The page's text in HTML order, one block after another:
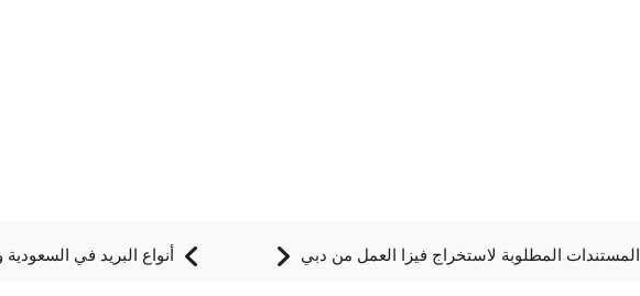
أنواع البريد في المستندات المطلوبة لاستخراج فيزا العمل من دبي